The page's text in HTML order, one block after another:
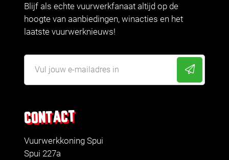
CONTACT
Vuurwerkkoning Spui
Spui 227a
Blijf als echte vuurwerkfanaat altijd op de
hoogte van aanbiedingen, winacties en het
laatste vuurwerknieuws!